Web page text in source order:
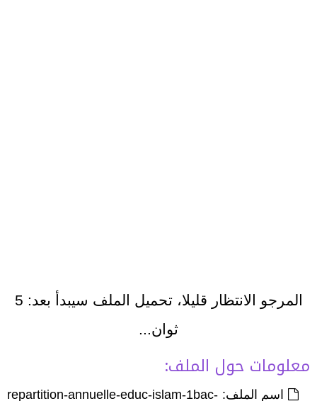
المرجو الانتظار قليلا، تحميل الملف سيبدأ بعد: 5
ثوان...
معلومات حول الملف:
اسم الملف: repartition-annuelle-educ-islam-1bac-